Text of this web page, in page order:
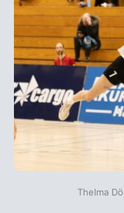
Thelma